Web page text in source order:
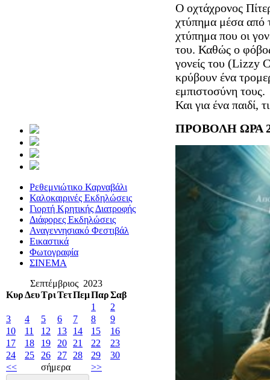
Ρεθεμνιώτικο Καρναβάλι
Καλοκαιρινές Εκδηλώσεις
Γιορτή Κρητικής Διατροφής
Διάφορες Εκδηλώσεις
Αναγεννησιακό Φεστιβάλ
Εικαστικά
Φωτογραφία
ΣΙΝΕΜΑ
Σεπτέμβριος 2023
ΚυρΔευΤριΤετΠεμΠαρΣαβ
1
2
3
4 5 6 7 8
9
10
11 12 13 14 15
16
17
18 19 20 21 22
23
24
25 26 27 28 29
30
<<
σήμερα >>
Ο οχτάχρονος
χτύπημα μέσα από
χτύπημα που οι
του. Καθώς ο φόβος
γονείς του (Lizzy
κρύβουν ένα
εμπιστοσύνη τους.
Και για ένα παιδί,
ΠΡΟΒΟΛΗ ΩΡΑ